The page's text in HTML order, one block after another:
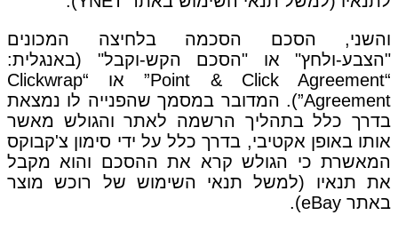
והשני, הסכם הסכמה בלחיצה המכונים
"הצבע-ולחץ" או "הסכם הקש-וקבל" (באנגלית:
“Point & Click Agreement” או “Clickwrap
Agreement”). המדובר במסמך שהפנייה לו נמצאת
בדרך כלל בתהליך הרשמה לאתר והגולש מאשר
אותו באופן אקטיבי, בדרך כלל על ידי סימון צ'קבוקס
המאשרת כי הגולש קרא את ההסכם והוא מקבל
את תנאיו (למשל תנאי השימוש של רוכש מוצר
באתר eBay).